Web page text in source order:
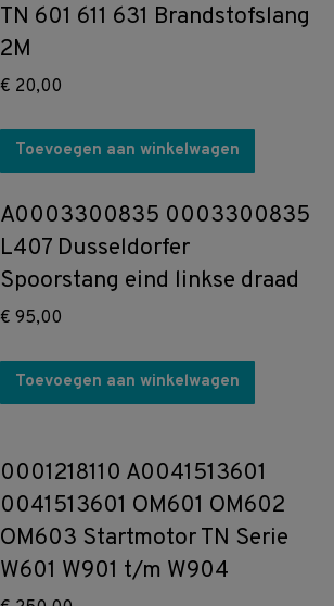
TN 601 611 631 Brandstofslang
2M
€ 20,00
Toevoegen aan winkelwagen
A0003300835 0003300835
L407 Dusseldorfer
Spoorstang eind linkse draad
€ 95,00
Toevoegen aan winkelwagen
0001218110 A0041513601
0041513601 OM601 OM602
OM603 Startmotor TN Serie
W601 W901 t/m W904